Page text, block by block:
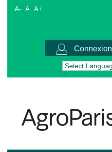
A- A A+
Powered by